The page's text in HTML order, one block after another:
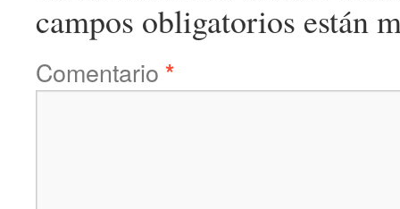
campos obligatorios están
Comentario *